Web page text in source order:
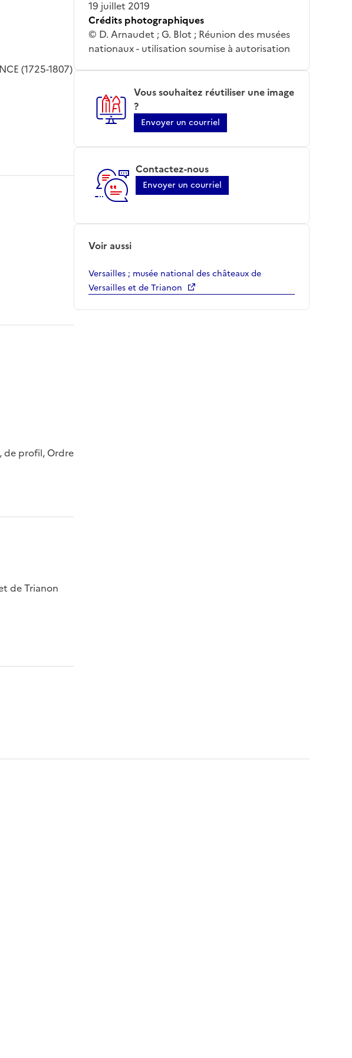
(1725-1807)
de profil, Ordre
de Trianon
19 juillet 2019
Crédits photographiques
© D. Arnaudet ; G. Blot ; Réunion des musées
nationaux - utilisation soumise à autorisation
Vous souhaitez réutiliser une image
?
Envoyer un courriel
Contactez-nous
Envoyer un courriel
Voir aussi
Versailles ; musée national des châteaux de
Versailles et de Trianon